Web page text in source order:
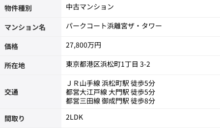
物件種別 中古マンション
マンション名 パークコート浜離宮ザ・タワー
価格 27,800万円
所在地 東京都港区浜松町1丁目 3-2
交通
ＪＲ山手線 浜松町駅 徒歩5分
都営大江戸線 大門駅 徒歩5分
都営三田線 御成門駅 徒歩8分
間取り
2LDK